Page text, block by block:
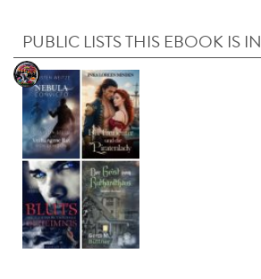
PUBLIC LISTS THIS EBOOK IS IN